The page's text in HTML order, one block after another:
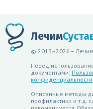
Лечим
© 2013–2026 –
Перед
документами:
конфиденциальности
Описанные методы
профилактики и т.д.